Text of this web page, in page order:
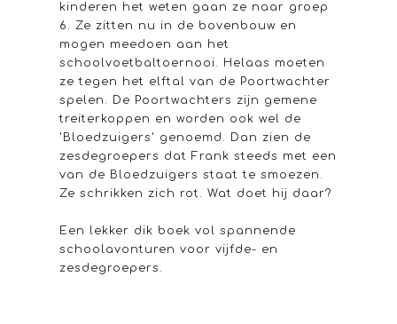
kinderen het weten gaan ze naar groep
6. Ze zitten nu in de bovenbouw en
mogen meedoen aan het
schoolvoetbaltoernooi. Helaas moeten
ze tegen het elftal van de Poortwachter
spelen. De Poortwachters zijn gemene
treiterkoppen en worden ook wel de
'Bloedzuigers' genoemd. Dan zien de
zesdegroepers dat Frank steeds met een
van de Bloedzuigers staat te smoezen.
Ze schrikken zich rot. Wat doet hij daar?
Een lekker dik boek vol spannende
schoolavonturen voor vijfde- en
zesdegroepers.